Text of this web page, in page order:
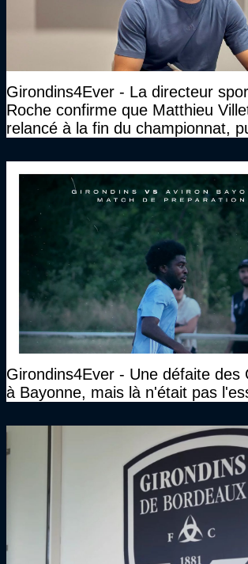
Girondins4Ever - La directeur
Roche confirme que Matthieu
relancé à la fin du championnat,
Girondins4Ever - Une défaite des
à Bayonne, mais là n'était pas